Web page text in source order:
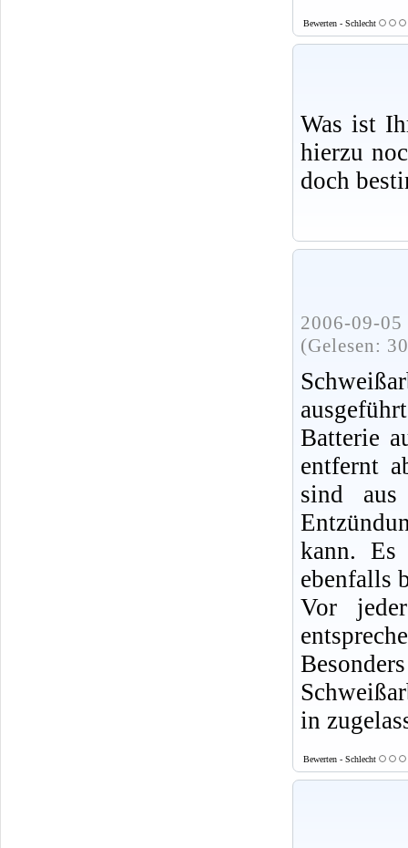
Bewerten - Schlecht
Was ist
hierzu
doch
2006-09-
(Gelesen:
Batterie
entfernt
sind
kann. Es
ebenfalls
Vor
in
Bewerten - Schlecht